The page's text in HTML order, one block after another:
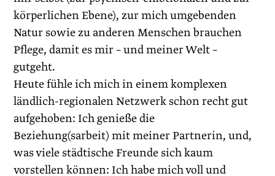
körperlichen Ebene), zur mich umgebenden
Natur sowie zu anderen Menschen brauchen
Pflege, damit es mir – und meiner Welt –
gutgeht.
Heute fühle ich mich in einem komplexen
ländlich-regionalen Netzwerk schon recht gut
aufgehoben: Ich genieße die
Beziehung(sarbeit) mit meiner Partnerin, und,
was viele städtische Freunde sich kaum
vorstellen können: Ich habe mich voll und